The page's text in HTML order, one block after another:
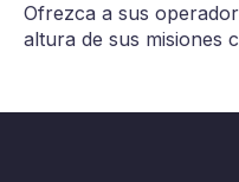
Ofrezca a sus
altura de sus misiones